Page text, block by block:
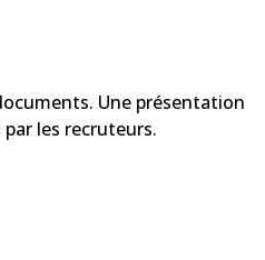
Une présentation
les recruteurs.